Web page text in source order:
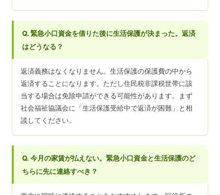
Q. 緊急小口資金を借りた後に生活保護が決まった。返済
はどうなる？
返済義務はなくなりません。生活保護の保護費の中から
返済することになります。ただし住民税非課税世帯に該
当する場合は免除申請ができる可能性があります。まず
社会福祉協議会に「生活保護受給中で返済が困難」と相
談してください。
Q. 今月の家賃が払えない。緊急小口資金と生活保護のど
ちらに先に連絡すべき？